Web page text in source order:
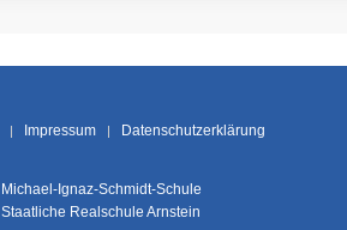
Impressum Datenschutzerklärung
Michael-Ignaz-Schmidt-Schule
Staatliche Realschule Arnstein